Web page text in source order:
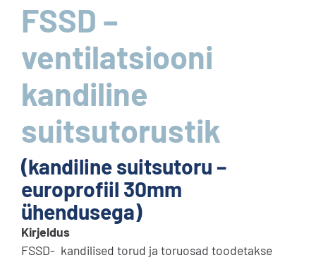
FSSD –
ventilatsiooni
kandiline
suitsutorustik
(kandiline suitsutoru –
europrofiil 30mm
ühendusega)
Kirjeldus
FSSD- kandilised torud ja toruosad toodetakse